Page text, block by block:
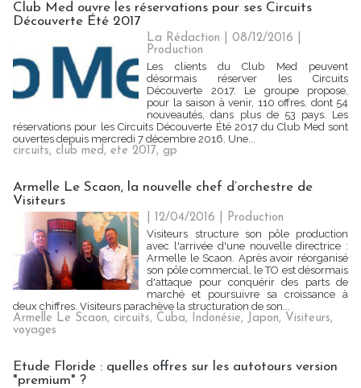
Club Med ouvre les réservations pour ses Circuits
Découverte Été 2017
La Rédaction | 08/12/2016
Production
Les clients du Club Med peuvent
désormais réserver les Circuits
Découverte 2017. Le groupe propose,
pour la saison à venir, 110 offres, dont 54
nouveautés, dans plus de 53 pays. Les
réservations pour les Circuits Découverte Été 2017 du Club Med sont
ouvertes depuis mercredi 7 décembre 2016. Une...
circuits, club med, ete 2017, gp
Armelle Le Scaon, la nouvelle chef d’orchestre de
Visiteurs
| 12/04/2016
Production
Visiteurs structure son pôle production
avec l'arrivée d'une nouvelle directrice :
Armelle le Scaon. Après avoir réorganisé
son pôle commercial, le TO est désormais
d'attaque pour conquérir des parts de
marché et poursuivre sa croissance à
deux chiffres. Visiteurs parachève la structuration de son...
Armelle Le Scaon, circuits, Cuba, Indonésie, Japon, Visiteurs,
voyages
Etude Floride : quelles offres sur les autotours version
"premium" ?